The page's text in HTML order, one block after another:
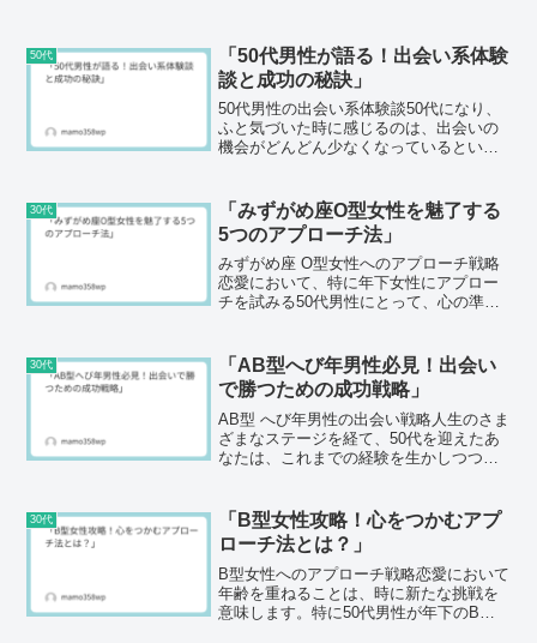
50代
「50代男性が語る！出会い系体験
談と成功の秘訣」
50代男性の出会い系体験談50代になり、
ふと気づいた時に感じるのは、出会いの
機会がどんどん少なくなっているという
迫されていると感じることもあります。
出会い系を利用するこ...
30代
「みずがめ座O型女性を魅了する
5つのアプローチ法」
みずがめ座 O型女性へのアプローチ戦略
恋愛において、特に年下女性にアプロー
チを試みる50代男性にとって、心の準備
を当て、彼女たちとの良好な関係構築の
方法をご紹介します...
30代
「AB型へび年男性必見！出会い
で勝つための成功戦略」
AB型 へび年男性の出会い戦略人生のさま
ざまなステージを経て、50代を迎えたあ
なたは、これまでの経験を生かしつつ
年生まれという独特の組み合わせは、あ
なたの性格と恋愛観...
30代
「B型女性攻略！心をつかむアプ
ローチ法とは？」
B型女性へのアプローチ戦略恋愛において
年齢を重ねることは、時に新たな挑戦を
意味します。特に50代男性が年下のB型